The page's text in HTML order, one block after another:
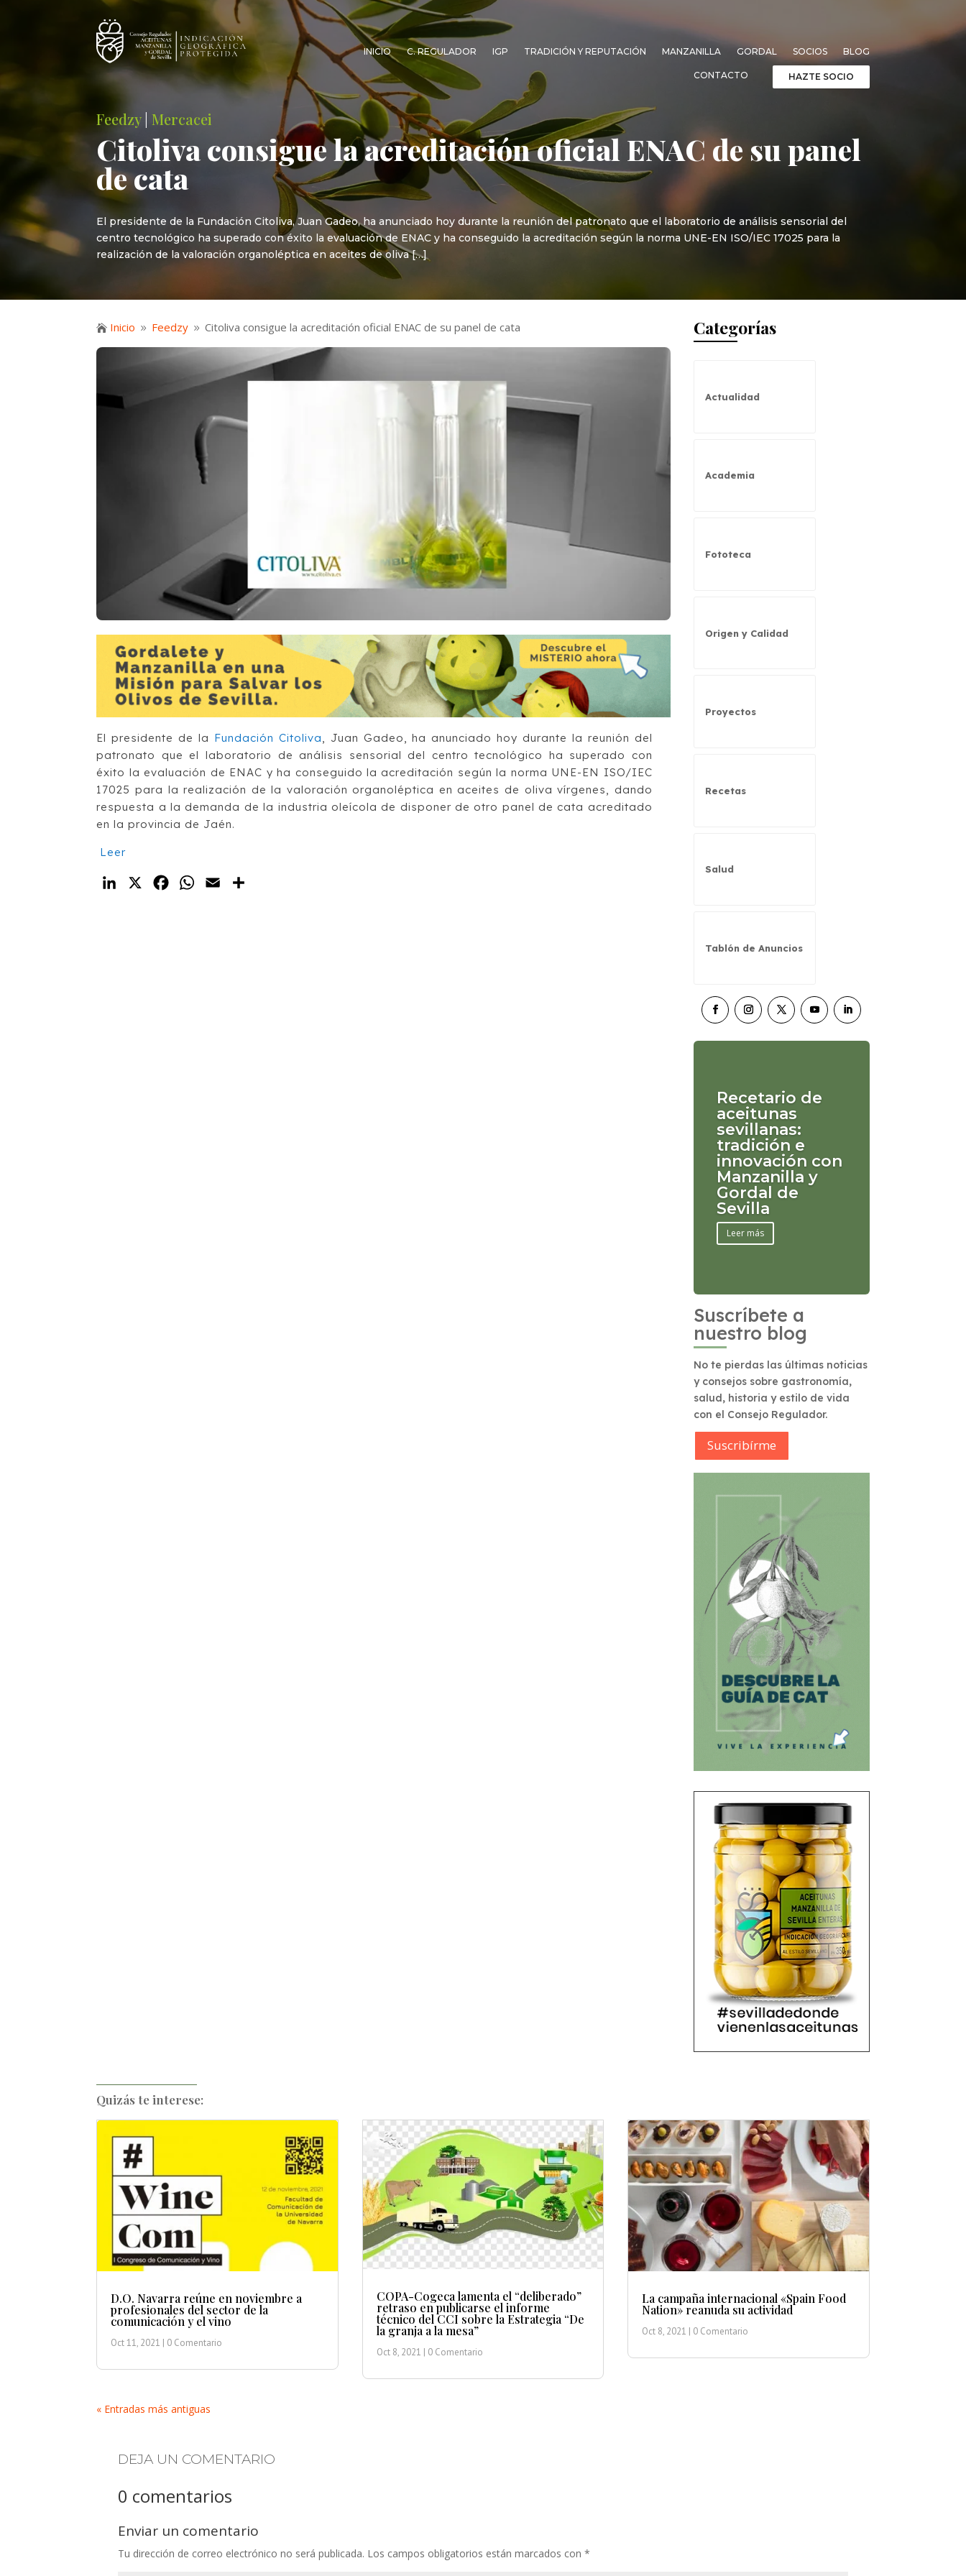
INICIO C. REGULADOR IGP TRADICIÓN Y REPUTACIÓN MANZANILLA GORDAL SOCIOS BLOG
CONTACTO HAZTE SOCIO
Feedzy|Mercacei
Citoliva consigue la acreditación oficial ENAC de su panel
de cata
El presidente de la Fundación Citoliva, Juan Gadeo, ha anunciado hoy durante la reunión del patronato que el laboratorio de análisis sensorial del
centro tecnológico ha superado con éxito la evaluación de ENAC y ha conseguido la acreditación según la norma UNE-EN ISO/IEC 17025 para la
realización de la valoración organoléptica en aceites de oliva […]
 Inicio 9 Feedzy 9 Citoliva consigue la acreditación oficial ENAC de su panel de cata
El presidente de la Fundación Citoliva , Juan Gadeo, ha anunciado hoy durante la reunión del
patronato que el laboratorio de análisis sensorial del centro tecnológico ha superado con
éxito la evaluación de ENAC y ha conseguido la acreditación según la norma UNE-EN ISO/IEC
17025 para la realización de la valoración organoléptica en aceites de oliva vírgenes, dando
respuesta a la demanda de la industria oleícola de disponer de otro panel de cata acreditado
en la provincia de Jaén.
Leer
LinkedIn
X FacebookWhatsApp
Email
Categorías
Actualidad
Academia
Fototeca
Origen y Calidad
Proyectos
Recetas
Salud
Tablón de Anuncios
Recetario de
aceitunas
sevillanas:
tradición e
innovación con
Manzanilla y
Gordal de
Sevilla
Leer más
Suscríbete a
nuestro blog
No te pierdas las últimas noticias
y consejos sobre gastronomía,
salud, historia y estilo de vida
con el Consejo Regulador.
Suscribírme
Quizás te interese:
D.O. Navarra reúne en noviembre a
profesionales del sector de la
comunicación y el vino
Oct 11, 2021 | 0 Comentario
COPA-Cogeca lamenta el “deliberado”
retraso en publicarse el informe
técnico del CCI sobre la Estrategia “De
la granja a la mesa”
Oct 8, 2021 | 0 Comentario
La campaña internacional «Spain Food
Nation» reanuda su actividad
Oct 8, 2021 | 0 Comentario
« Entradas más antiguas
DEJA UN COMENTARIO
0 comentarios
Enviar un comentario
Tu dirección de correo electrónico no será publicada. Los campos obligatorios están marcados con*